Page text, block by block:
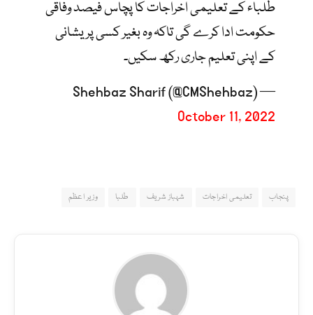
طلباء کے تعلیمی اخراجات کا پچاس فیصد وفاقی
حکومت ادا کرے گی تاکہ وہ بغیر کسی پریشانی
کے اپنی تعلیم جاری رکھ سکیں۔
— Shehbaz Sharif (@CMShehbaz)
October 11, 2022
پنجاب تعلیمی اخراجات شہباز شریف طلبا وزیر اعظم